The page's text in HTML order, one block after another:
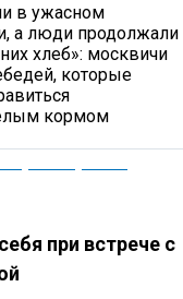
в ужасном
а люди продолжали
хлеб»: москвичи
которые
кормом
при встрече с